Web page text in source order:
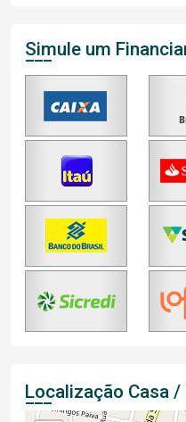
Simule um
Localização Casa